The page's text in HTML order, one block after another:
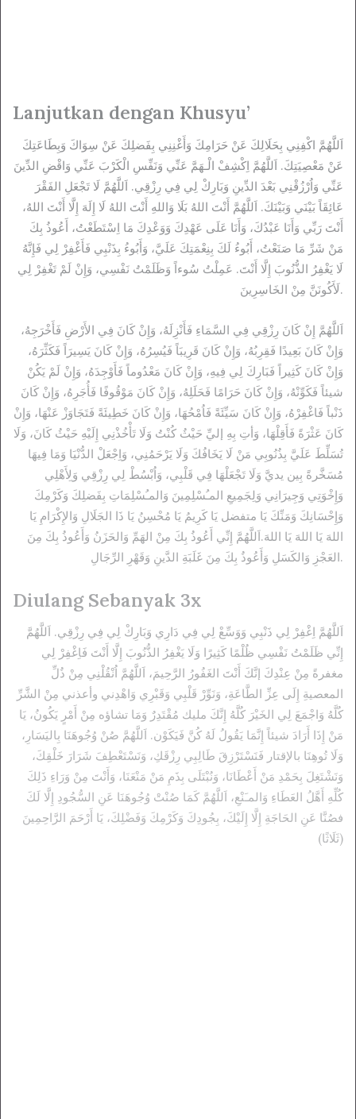
Lanjutkan dengan Khusyu’
اَللَّهُمَّ اكْفِنِي بِحَلَالِكَ عَنْ حَرَامِكَ وَأَغْنِنِي بِفَضلِكَ عَنْ سِوَاكَ وَبِطَاعَتِكَ
عَنْ مَعْصِيَتِكَ. اَللَّهُمَّ اِكْشِفْ الْـهَمَّ عَنِّي وَنَفِّسِ الْكَرْبَ عَنِّي وَاقْضِ الدِّينَ
عَنِّي وَاُرْزُقْنِي بَعْدَ الدِّينِ وَبَارِكْ لِي فِي رِزْقِي. اَللَّهُمَّ لَا تَجْعَلِ الفَقْرَ
عَائِقَاً بَيْنَي وَبَيْنَكَ. اَللَّهُمَّ أَنْتَ اللهُ بَلَا وَاللهِ أَنْتَ اللهُ لَا إِلَهَ إِلَّا أَنْتَ اللهُ،
أَنْتَ رَبِّي وَأَنَا عَبْدُكَ، وَأَنَا عَلَى عَهْدِكَ وَوَعْدِكَ مَا اِسْتَطَعْتُ، أَعُوذُ بِكَ
مَنْ شَرِّ مَا صَنَعْتُ، أَبُوءُ لَكَ بِنِعْمَتِكَ عَلَيَّ، وَأَبُوءُ بِذَنْبِي فَأَغْفِرْ لِي فَإِنَّهُ
لَا يَغْفِرُ الذُّنُوبَ إِلَّا أَنْتَ. عَمِلْتُ سُوءاً وَظَلَمْتُ نَفْسِي، وَإِنْ لَمْ تَغْفِرْ لِي
لَأَكُونَنَّ مِنْ الخَاسِرِينَ.
اَللَّهُمَّ إِنْ كَانَ رِزْقِي فِي السَّمَاءِ فَأَنْزِلَهُ، وَإِنْ كَانَ فِي الأَرْضِ فَأَخْرَجِهُ،
وَإِنْ كَانَ بَعِيدًا فَقِرِبُهُ، وَإِنْ كَانَ قَرِيبَاً فَيُسِرُهُ، وَإِنْ كَانَ يَسِيرَاً فَكَثِّرَهُ،
وَإِنْ كَانَ كَثِيراً فَبَارِكَ لِي فِيهِ، وَإِنْ كَانَ مَعْدُوماً فَأَوْجِدَهُ، وَإِنْ لَمْ يَكُنْ
شيئاً فَكَوِّنْهُ، وَإِنْ كَانَ حَرَامًا فَحَلَلِهُ، وَإِنْ كَانَ مَوْقُوفًا فَأُجَرِهُ، وَإِنْ كَانَ
ذَنْباً فَاغْفِرْهُ، وَإِنْ كَانَ سَيِّئَةً فَاُمْحُهَا، وَإِنْ كَانَ خَطِيئَةً فَتَجَاوَزْ عَنْهَا، وَإِنْ
كَانَ عَثْرَةً فَأَقِلْهَا، وَأتِ بِهِ إليِّ حَيْثُ كُنْتُ وَلَا تَأْخُذْنِي إِلَيْهِ حَيْثُ كَانَ، وَلَا
تُسَلِّطَ عَلَيَّ بِذُنُوبِي مَنْ لَا يَخَافُكَ وَلَا يَرْحَمُنِي، وَاِجْعَلْ الدُّنْيَا وَمَا فِيهَا
مُسَخَّرةً بِين يديَّ وَلَا تَجْعَلْهَا فِي قَلْبِي، وَاُبْسُطْ لِي رِزْقِي وَلِأَهْلِي
وَإِخْوَتِي وَجِيرَانِي وَلِجَمِيعِ المـُسْلِمِينَ وَالمـُسْلِمَاتِ بِفَضلِكَ وَكَرْمِكَ
وَإِحْسَانِكَ وَمَنِّكَ يَا متفضل يَا كَرِيمُ يَا مُحْسِنُ يَا ذَا الجَلَالِ وَالإِكْرَامِ يَا
اللهَ يَا اللهَ يَا اللهَ.اَللَّهُمَّ إِنِّي أَعُوذُ بِكَ مِنْ الهَمِّ وَالحَزَنُ وَأَعُوذُ بِكَ مِنَ
العَجْزِ وَالكَسَلِ وَأَعُوذُ بِكَ مِنَ غَلَبَةِ الدَّينِ وَقَهْرِ الرِّجَالِ.
Diulang Sebanyak 3x
اَللَّهُمَّ اِغْفِرْ لِي ذَنْبِي وَوَسِّعْ لِي فِي دَارِي وَبَارِكْ لِي فِي رِزْقِي. اَللَّهُمَّ
إِنِّي ظَلَمْتُ نَفْسِي ظُلْمًا كَثِيرًا وَلَا يَغْفِرُ الذُّنُوبَ إِلَّا أَنْتَ فَاِغْفِرْ لِي
مغفرةً مِنْ عِنْدِكَ إنَّكَ أَنْتَ الغَفُورُ الرَّحِيمَ، اَللَّهُمَّ اُنْقُلْنِي مِنْ ذُلِّ
المعصيةِ إِلَى عِزِّ الطَّاعَةِ، وَنَوِّرْ قَلْبِي وَقَبْرِي وَاهْدِني وأعذني مِنْ الشَّرِّ
كُلَّهُ وَاجْمَعَ لِي الخَيْرَ كُلَّهُ إِنَّكَ مليك مُقْتَدِرٌ وَمَا تشاؤه مِنْ أَمْرٍ يَكُونُ، يَا
مَنْ إِذَا أَرَادَ شيئاً إِنَّمَا يَقُولُ لَهُ كُنَّ فَيَكَوْن. اَللَّهُمَّ صُنْ وُجُوهَنَا بِاليَسَارِ،
وَلَا تُوهِنَا بالإقتار فَنَسْتَرْزِقَ طَالِبِي رِزْقَكِ، وَنَسْتَعْطِفَ شَرَارَ خَلْقِكَ،
وَنَشْتَغِلَ بِحَمْدِ مَنْ أَعْطَانَا، وَنُبْتَلَى بِذَمِ مَنْ مَنْعَنَا، وَأَنْتَ مِنْ وَرَاءِ ذَلِكَ
كُلِّهِ أَهَّلُ العَطَاءِ وَالمـَنْعِ، اَللَّهُمَّ كَمَا صُنْتْ وُجُوهَنَا عَنِ السُّجُودِ إِلَّا لَكَ
فصُنَّا عَنِ الحَاجَةِ إِلَّا إِلَيْكَ، بِجُودِكَ وَكَرْمِكَ وَفَضْلِكَ، يَا أَرْحَمَ الرَّاحِمِينَ
(ثَلَاثًا)